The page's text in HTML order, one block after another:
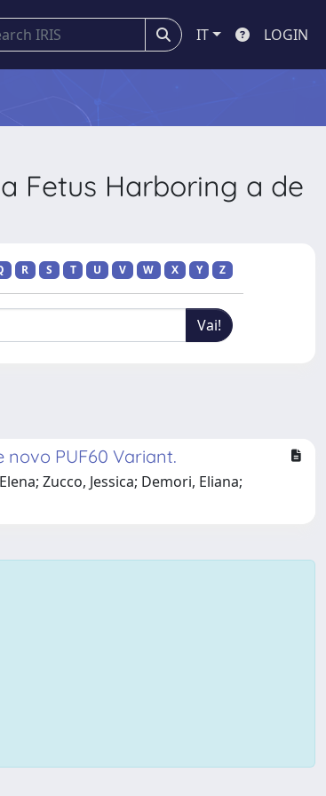
IT LOGIN
Fetus Harboring a de
R S T U V W X Y Z
novo PUF60 Variant.
Zucco, Jessica; Demori, Eliana;